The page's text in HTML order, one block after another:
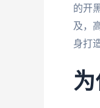
的开
及，
身打